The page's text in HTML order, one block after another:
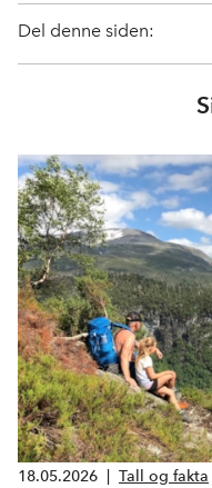
Del denne siden:
18.05.2026 Tall og fakta